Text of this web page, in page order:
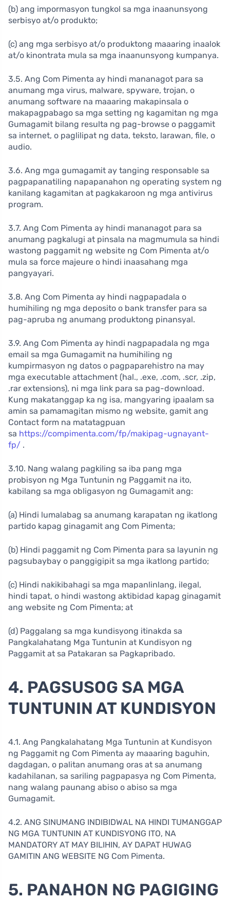
(b) ang impormasyon tungkol sa mga inaanunsyong
serbisyo at/o produkto;
(c) ang mga serbisyo at/o produktong maaaring inaalok
at/o kinontrata mula sa mga inaanunsyong kumpanya.
3.5. Ang Com Pimenta ay hindi mananagot para sa
anumang mga virus, malware, spyware, trojan, o
anumang software na maaaring makapinsala o
makapagpabago sa mga setting ng kagamitan ng mga
Gumagamit bilang resulta ng pag-browse o paggamit
sa internet, o paglilipat ng data, teksto, larawan, file, o
audio.
3.6. Ang mga gumagamit ay tanging responsable sa
pagpapanatiling napapanahon ng operating system ng
kanilang kagamitan at pagkakaroon ng mga antivirus
program.
3.7. Ang Com Pimenta ay hindi mananagot para sa
anumang pagkalugi at pinsala na magmumula sa hindi
wastong paggamit ng website ng Com Pimenta at/o
mula sa force majeure o hindi inaasahang mga
pangyayari.
3.8. Ang Com Pimenta ay hindi nagpapadala o
humihiling ng mga deposito o bank transfer para sa
pag-apruba ng anumang produktong pinansyal.
3.9. Ang Com Pimenta ay hindi nagpapadala ng mga
email sa mga Gumagamit na humihiling ng
kumpirmasyon ng datos o pagpaparehistro na may
mga executable attachment (hal., .exe, .com, .scr, .zip,
.rar extensions), ni mga link para sa pag-download.
Kung makatanggap ka ng isa, mangyaring ipaalam sa
amin sa pamamagitan mismo ng website, gamit ang
Contact form na matatagpuan
sa https://compimenta.com/fp/makipag-ugnayant-
fp/ .
3.10. Nang walang pagkiling sa iba pang mga
probisyon ng Mga Tuntunin ng Paggamit na ito,
kabilang sa mga obligasyon ng Gumagamit ang:
(a) Hindi lumalabag sa anumang karapatan ng ikatlong
partido kapag ginagamit ang Com Pimenta;
(b) Hindi paggamit ng Com Pimenta para sa layunin ng
pagsubaybay o panggigipit sa mga ikatlong partido;
(c) Hindi nakikibahagi sa mga mapanlinlang, ilegal,
hindi tapat, o hindi wastong aktibidad kapag ginagamit
ang website ng Com Pimenta; at
(d) Paggalang sa mga kundisyong itinakda sa
Pangkalahatang Mga Tuntunin at Kundisyon ng
Paggamit at sa Patakaran sa Pagkapribado.
4. PAGSUSOG SA MGA
TUNTUNIN AT KUNDISYON
4.1. Ang Pangkalahatang Mga Tuntunin at Kundisyon
ng Paggamit ng Com Pimenta ay maaaring baguhin,
dagdagan, o palitan anumang oras at sa anumang
kadahilanan, sa sariling pagpapasya ng Com Pimenta,
nang walang paunang abiso o abiso sa mga
Gumagamit.
4.2. ANG SINUMANG INDIBIDWAL NA HINDI TUMANGGAP
NG MGA TUNTUNIN AT KUNDISYONG ITO, NA
MANDATORY AT MAY BILIHIN, AY DAPAT HUWAG
GAMITIN ANG WEBSITE NG Com Pimenta.
5. PANAHON NG PAGIGING